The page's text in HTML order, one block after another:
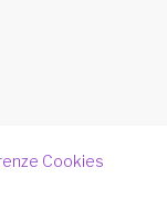
Cookies